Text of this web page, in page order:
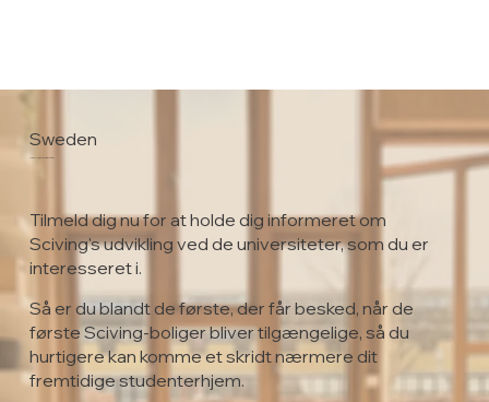
Sweden
Karolinska Institute
Tilmeld dig nu for at holde dig informeret om
Sciving's udvikling ved de universiteter, som du er
interesseret i.
Så er du blandt de første, der får besked, når de
første Sciving-boliger bliver tilgængelige, så du
hurtigere kan komme et skridt nærmere dit
fremtidige studenterhjem.